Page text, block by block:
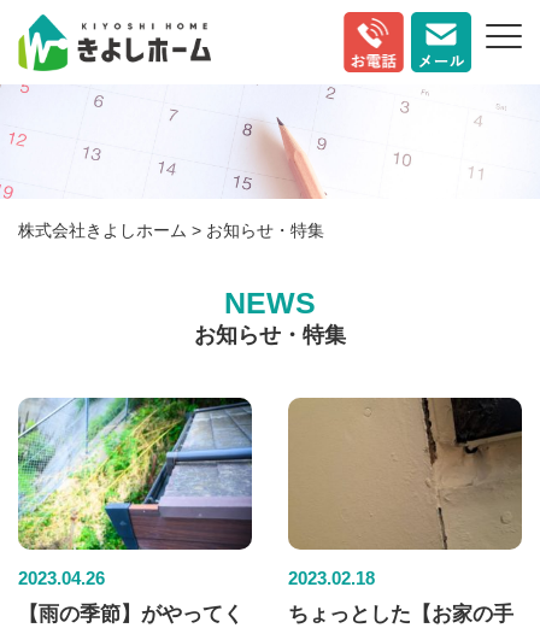
株式会社きよしホーム > お知らせ・特集
NEWS
お知らせ・特集
2023.04.26
【雨の季節】がやってく
2023.02.18
ちょっとした【お家の手